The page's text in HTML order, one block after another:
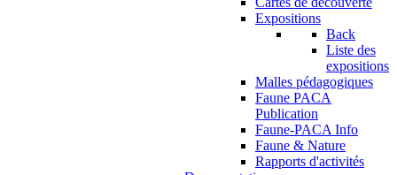
Expositions
Back
Liste des
expositions
Malles pédagogiques
Faune PACA
Publication
Faune-PACA Info
Faune & Nature
Rapports d'activités